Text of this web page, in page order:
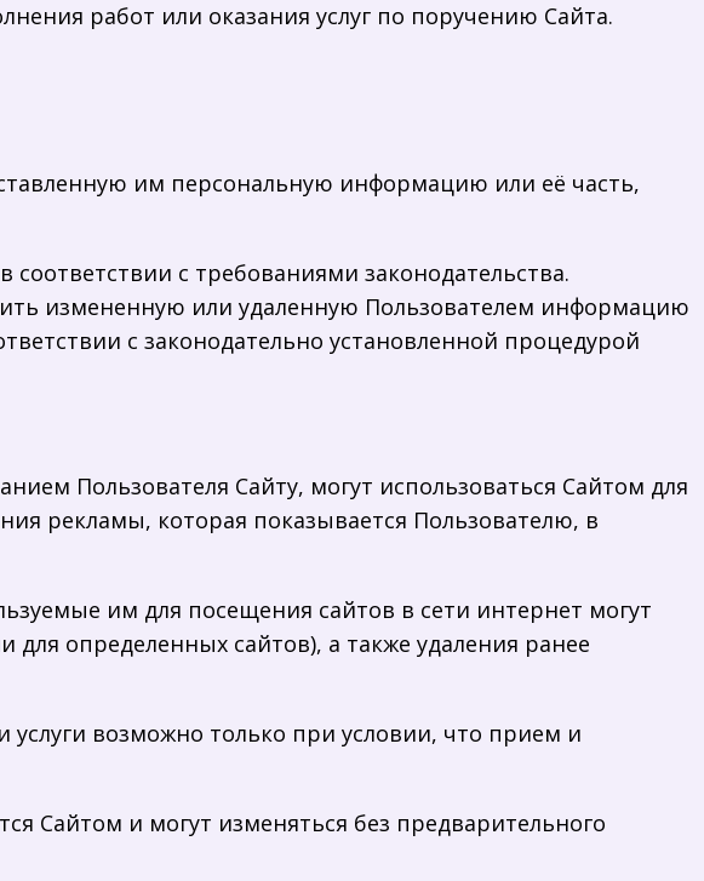
работ или оказания услуг по поручению Сайта.
им персональную информацию или её часть,
с требованиями законодательства.
измененную или удаленную Пользователем информацию
с законодательно установленной процедурой
Пользователя Сайту, могут использоваться Сайтом для
рекламы, которая показывается Пользователю, в
им для посещения сайтов в сети интернет могут
определенных сайтов), а также удаления ранее
услуги возможно только при условии, что прием и
Сайтом и могут изменяться без предварительного